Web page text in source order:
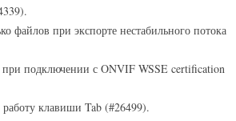
файлов при экспорте нестабильного потока
подключении с ONVIF WSSE certification
клавиши Tab (#26499).